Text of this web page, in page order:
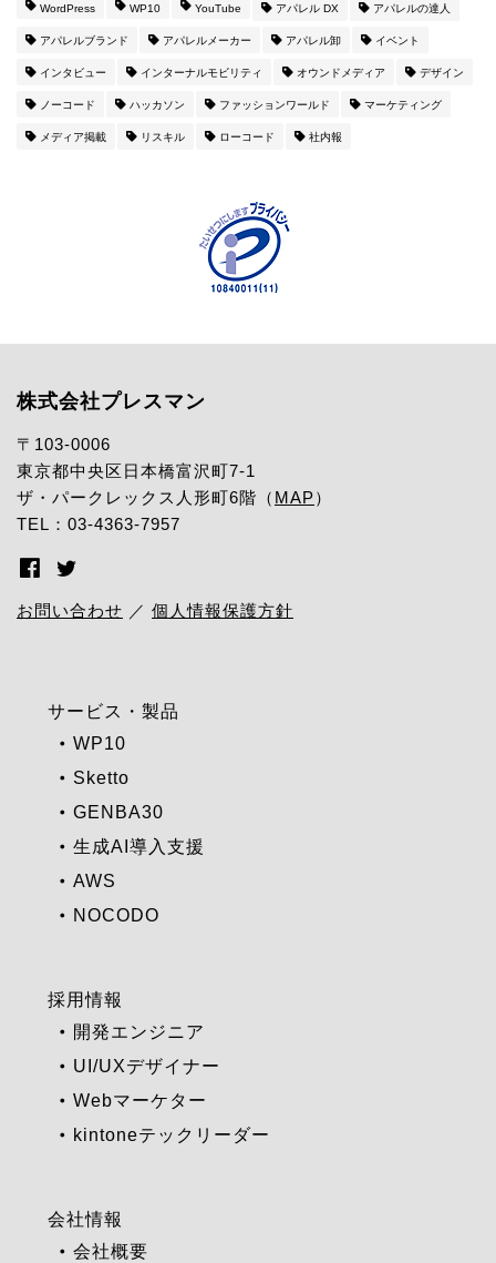
WordPress WP10 YouTube アパレル DX アパレルの達人
アパレルブランド アパレルメーカー アパレル卸 イベント
インタビュー インターナルモビリティ オウンドメディア デザイン
ノーコード ハッカソン ファッションワールド マーケティング
メディア掲載 リスキル ローコード 社内報
株式会社プレスマン
〒103-0006
東京都中央区日本橋富沢町7-1
ザ・パークレックス人形町6階（ MAP）
TEL：03-4363-7957
お問い合わせ ／ 個人情報保護方針
サービス・製品
WP10
Sketto
GENBA30
生成AI導入支援
AWS
NOCODO
採用情報
開発エンジニア
UI/UXデザイナー
Webマーケター
kintoneテックリーダー
会社情報
会社概要